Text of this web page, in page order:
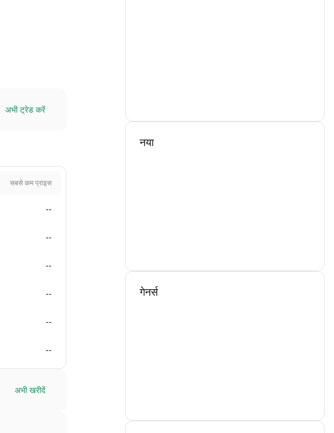
अभी ट्रेड करें
सबसे कम प्राइस
--
--
--
--
--
--
अभी खरीदें
नया
गेनर्स